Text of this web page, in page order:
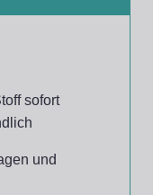
sofort
und